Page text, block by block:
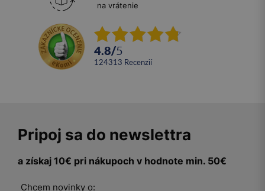
na vrátenie
4.8/5
124313 recenzií
Pripoj sa do newslettra
a získaj 10€ pri nákupoch v hodnote min. 50€
Chcem novinky o: